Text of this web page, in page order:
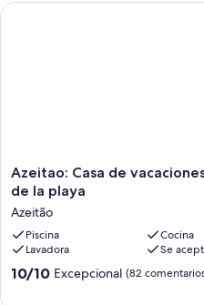
Azeitao:
Casa
vacaciones
con
piscina
y
cerca
Azeitao: Casa de
de la playa
Azeitão
Piscina
Cocina
Lavadora
Se
10.0
10/10 Excepcional (82
Azeitao: Casa de vacaciones